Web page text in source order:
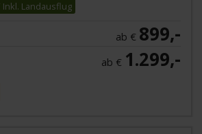
Inkl. Landausflug
ab € 899,-
ab € 1.299,-